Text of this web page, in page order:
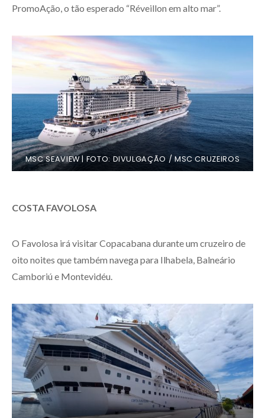
PromoAção, o tão esperado “Réveillon em alto mar”.
MSC SEAVIEW | FOTO: DIVULGAÇÃO / MSC CRUZEIROS
COSTA FAVOLOSA
O Favolosa irá visitar Copacabana durante um cruzeiro de
oito noites que também navega para Ilhabela, Balneário
Camboriú e Montevidéu.